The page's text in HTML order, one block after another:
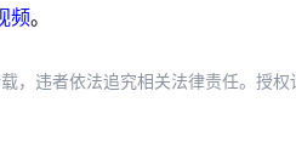
频。
，违者依法追究相关法律责任。授